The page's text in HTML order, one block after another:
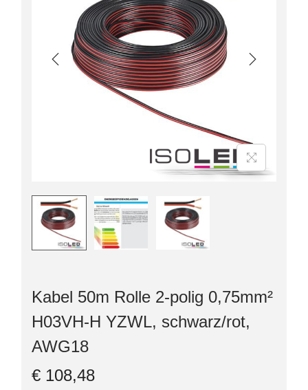
Kabel 50m Rolle 2-polig 0,75mm²
H03VH-H YZWL, schwarz/rot,
AWG18
€ 108,48